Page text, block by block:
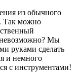
из обычного
Так можно
невозможно? Мы
руками сделать
и немного
с инструментами!